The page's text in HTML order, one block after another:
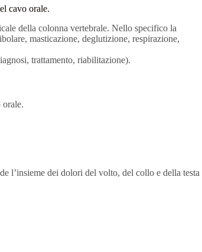
cavo orale.
della colonna vertebrale. Nello specifico la
masticazione, deglutizione, respirazione,
trattamento, riabilitazione).
orale.
l’insieme dei dolori del volto, del collo e della testa